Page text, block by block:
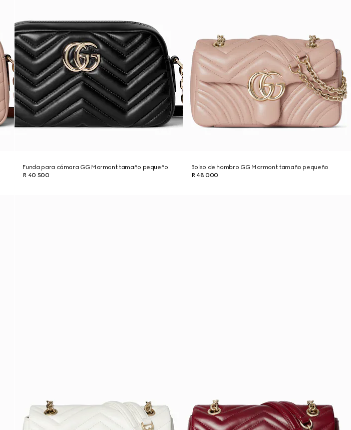
Funda para cámara GG Marmont tamaño pequeño
R 40 500
Bolso de hombro GG Marmont tamaño pequeño
R 48 000